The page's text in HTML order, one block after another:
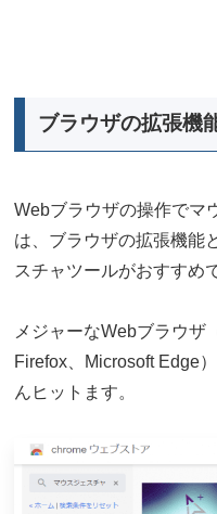
ブラウザの拡張機
Webブラウザの操作でマ
は、ブラウザの拡張機能
スチャツールがおすすめ
メジャーなWebブラウザ
Firefox、Microsoft Edge
んヒットます。